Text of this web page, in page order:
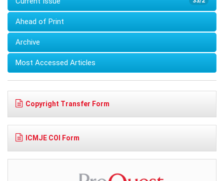
Ahead of Print
Archive
Most Accessed Articles
Copyright Transfer Form
ICMJE COI Form